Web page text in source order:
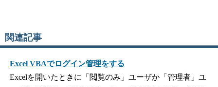
関連記事
Excel VBAでログイン管理をする
Excelを開いたときに「閲覧のみ」ユーザか「管理者」ユ